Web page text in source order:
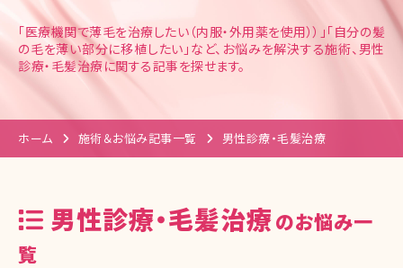
「医療機関で薄毛を治療したい（内服・外用薬を使用））」「自分の髪
の毛を薄い部分に移植したい」など、お悩みを解決する施術、男性
診療・毛髪治療に関する記事を探せます。
ホーム 施術＆お悩み記事一覧 男性診療・毛髪治療
男性診療・毛髪治療のお悩み一
覧